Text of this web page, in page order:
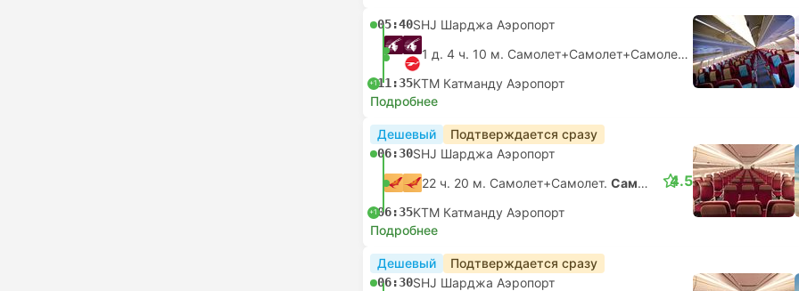
05:40SHJ Шарджа Аэропорт
1 д. 4 ч. 10 м. Самолет+Самолет+Самолет.
+111:35KTM Катманду Аэропорт
Подробнее
Дешевый Подтверждается сразу
06:30SHJ Шарджа Аэропорт
22 ч. 20 м. Самолет+Самолет. Самостоятельная пересадка
+106:35KTM Катманду Аэропорт
4.5
Подробнее
Дешевый Подтверждается сразу
06:30SHJ Шарджа Аэропорт